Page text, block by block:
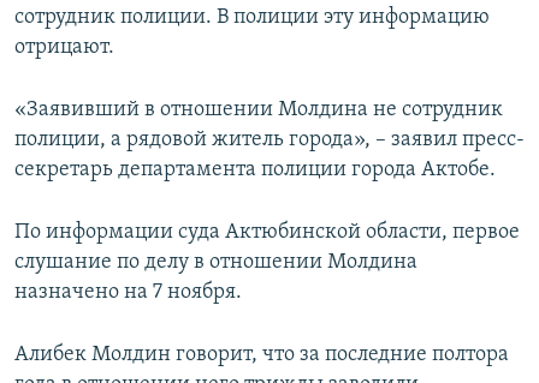
сотрудник полиции. В полиции эту информацию
отрицают.
«Заявивший в отношении Молдина не сотрудник
полиции, а рядовой житель города», – заявил пресс-
секретарь департамента полиции города Актобе.
По информации суда Актюбинской области, первое
слушание по делу в отношении Молдина
назначено на 7 ноября.
Алибек Молдин говорит, что за последние полтора